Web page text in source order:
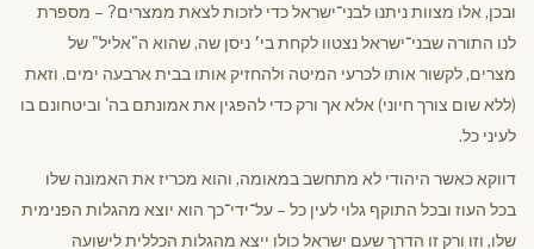
ובכן, אלו מצוות ניתנו לבני־ישראל כדי לזכות לצאת ממצרים? – מספרת
לנו התורה שבני־ישראל נצטוו לקחת בי׳ ניסן שה, שהוא ה"אליל" של
מצרים, לקשור אותו לכרעי המיטה ולהחזיק אותו בבית ארבעה ימים. וזאת
(ללא שום צורך חיוני) אלא אך ורק כדי להפגין את אמונתם בה' וביטחונם בו
לעיני כל.
דווקא כאשר היהודי לא מתחשב במאומה, והוא מכריז את האמונה שלו
בכל העוז ובכל התוקף גלוי לעין כל – על־ידי־כך הוא יוצא מהגלות הפנימית
שלו, וזו ורק זו הדרך שעם ישראל כולו ייצא מהגלות הכללית לישועה